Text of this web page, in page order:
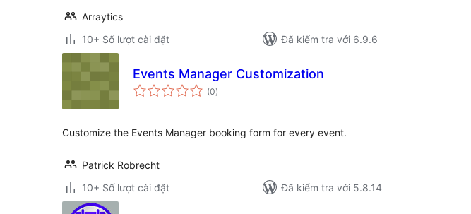
Arraytics
10+ Số lượt cài đặt
Đã kiểm tra với 6.9.6
Events Manager Customization
(0tổng
đánh
)
Customize the Events Manager booking form for every event.
Patrick Robrecht
10+ Số lượt cài đặt
Đã kiểm tra với 5.8.14